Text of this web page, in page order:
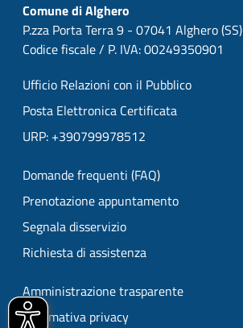
Comune di Alghero
P.zza Porta Terra 9 - 07041 Alghero (SS)
Codice fiscale / P. IVA: 00249350901
Ufficio Relazioni con il Pubblico
Posta Elettronica Certificata
URP: +390799978512
Domande frequenti (FAQ)
Prenotazione appuntamento
Segnala disservizio
Richiesta di assistenza
Amministrazione trasparente
Informativa privacy